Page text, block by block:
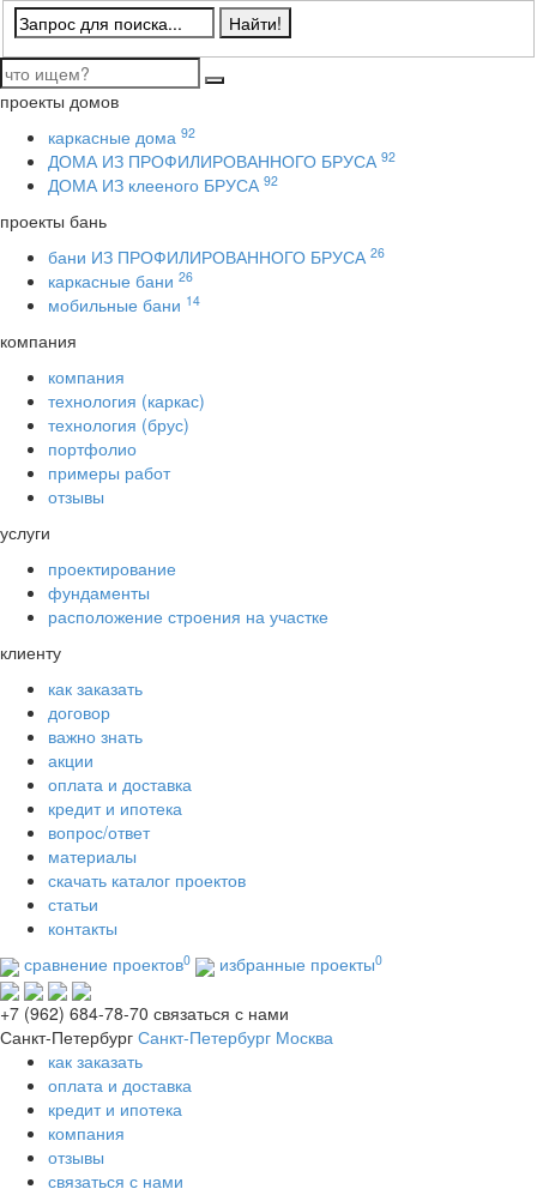
проекты домов
каркасные дома 92
ДОМА ИЗ ПРОФИЛИРОВАННОГО БРУСА 92
ДОМА ИЗ клееного БРУСА 92
проекты бань
бани ИЗ ПРОФИЛИРОВАННОГО БРУСА 26
каркасные бани 26
мобильные бани 14
компания
компания
технология (каркас)
технология (брус)
портфолио
примеры работ
отзывы
услуги
проектирование
фундаменты
расположение строения на участке
клиенту
как заказать
договор
важно знать
акции
оплата и доставка
кредит и ипотека
вопрос/ответ
материалы
скачать каталог проектов
статьи
контакты
сравнение проектов0 избранные проекты0
+7 (962) 684-78-70 связаться с нами
Санкт-Петербург Санкт-Петербург Москва
как заказать
оплата и доставка
кредит и ипотека
компания
отзывы
связаться с нами